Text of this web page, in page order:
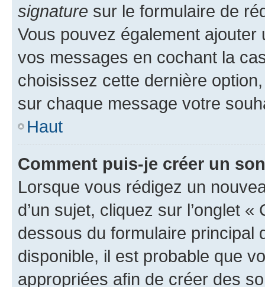
signature sur le formulaire de
Vous pouvez également
vos messages en cochant la
choisissez cette dernière
sur chaque message votre
Haut
Comment puis-je créer un
Lorsque vous rédigez un
d’un sujet, cliquez sur l’onglet
dessous du formulaire principal
disponible, il est probable que
appropriées afin de créer des